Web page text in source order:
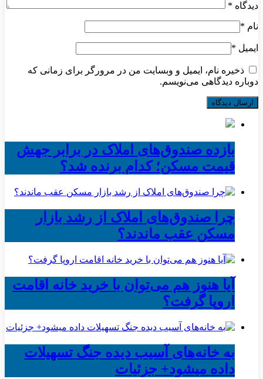
دیدگاه *
نام *
ایمیل *
ذخیره نام، ایمیل و وبسایت من در مرورگر برای زمانی که
دوباره دیدگاهی می‌نویسم.
بازده صندوق‌های املاک در برابر جهش
قیمت مسکن؛ کدام برنده شد؟
چرا صندوق‌های املاک از رشد بازار
مسکن عقب ماندند؟
آیا هنوز هم می‌توان با خرید خانه اقامت
اروپا گرفت؟
به خانه‌های آسیب دیده جنگ تسهیلات
داده میشود+ جزئیات